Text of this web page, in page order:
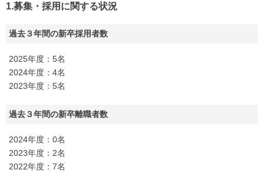
1.募集・採用に関する状況
過去３年間の新卒採用者数
2025年度：5名
2024年度：4名
2023年度：5名
過去３年間の新卒離職者数
2024年度：0名
2023年度：2名
2022年度：7名